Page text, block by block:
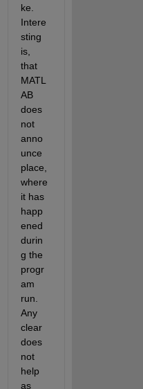
ke.
Intere
sting
is,
that
MATL
AB
does
not
anno
unce
place,
where
it has
happ
ened
durin
g the
progr
am
run.
Any
clear
does
not
help
as